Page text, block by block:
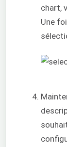
chart,
Une